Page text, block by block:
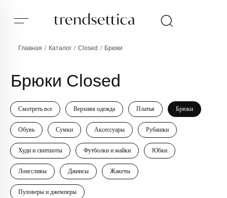
Главная / Каталог / Closed / Брюки
Смотреть все Верхняя одежда Платья Брюки
Обувь Сумки Аксессуары Рубашки
Худи и свитшоты Футболки и майки Юбки
Лонгсливы Джинсы Жакеты
Пуловеры и джемперы